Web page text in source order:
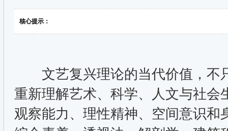
核心提示：
文艺复兴理论的当代价值，不
重新理解艺术、科学、人文与社
观察能力、理性精神、空间意识